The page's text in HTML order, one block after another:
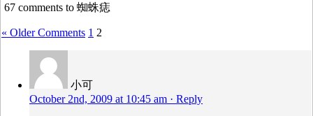
67 comments to 蜘蛛痣
« Older Comments 1 2
小可
October 2nd, 2009 at 10:45 am · Reply